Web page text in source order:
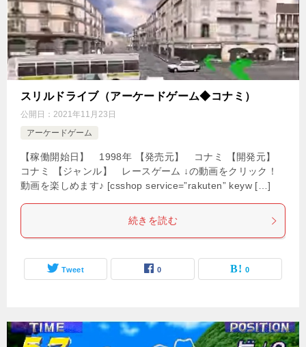
スリルドライブ（アーケードゲーム◆コナミ）
公開日： 2021年11月23日
アーケードゲーム
【稼働開始日】 1998年 【発売元】 コナミ 【開発元】
コナミ 【ジャンル】 レースゲーム ↓の動画をクリック！
動画を楽しめます♪ [csshop service=”rakuten” keyw […]
続きを読む
Tweet 0 0